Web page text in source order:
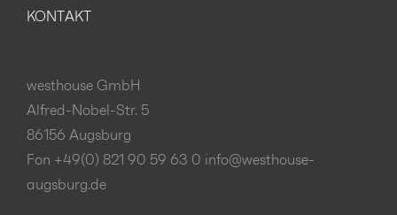
KONTAKT
westhouse GmbH
Alfred-Nobel-Str. 5
86156 Augsburg
Fon +49(0) 821 90 59 63 0 info@westhouse-
augsburg.de